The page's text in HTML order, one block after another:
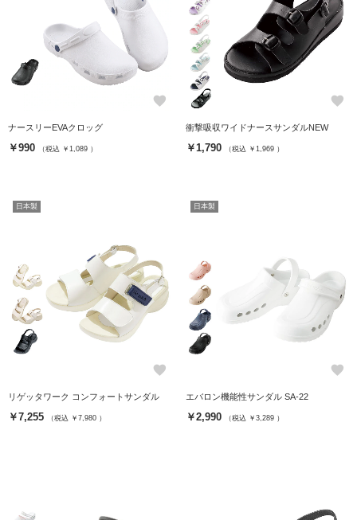
favorite
ナースリーEVAクロッグ
￥990 （税込 ￥1,089 ）
favorite
衝撃吸収ワイドナースサンダルNEW
￥1,790 （税込 ￥1,969 ）
日本製
favorite
リゲッタワーク コンフォートサンダル
￥7,255 （税込 ￥7,980 ）
日本製
favorite
エバロン機能性サンダル SA-22
￥2,990 （税込 ￥3,289 ）